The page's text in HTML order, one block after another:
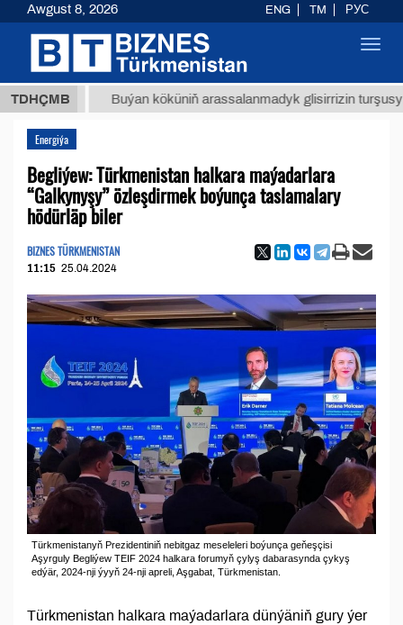
TDHÇMBBuýan köküniň arassalanmadyk glisirrizin turşusy (t.)
Energiýa
Begliýew: Türkmenistan halkara maýadarlara
“Galkynyşy” özleşdirmek boýunça taslamalary
hödürläp biler
BIZNES TÜRKMENISTAN
11:15 25.04.2024
Türkmenistanyň Prezidentiniň nebitgaz meseleleri boýunça geňeşçisi
Aşyrguly Begliýew TEIF 2024 halkara forumyň çylyş dabarasynda çykyş
edýär, 2024-nji ýyyň 24-nji apreli, Aşgabat, Türkmenistan.
Türkmenistan halkara maýadarlara dünýäniň gury ýer
Awgust 8, 2026 ENG TM РУС